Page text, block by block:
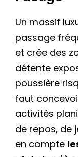
Un massif
passage
et crée des
détente
poussière
faut
activités
de repos, de
en compte